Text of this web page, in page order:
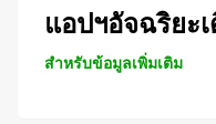
แอปฯอัจฉริยะ
สำหรับข้อมูลเพิ่มเติม